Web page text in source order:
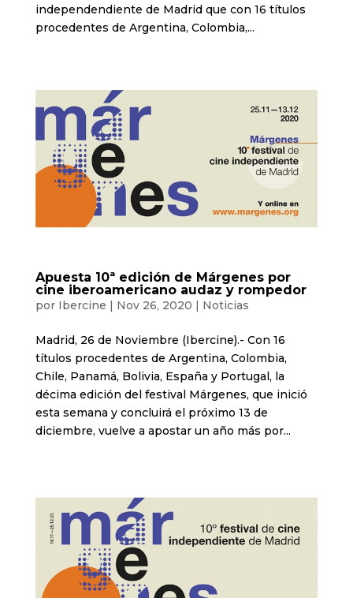
independendiente de Madrid que con 16 títulos
procedentes de Argentina, Colombia,...
Apuesta 10ª edición de Márgenes por
cine iberoamericano audaz y rompedor
por Ibercine | Nov 26, 2020 | Noticias
Madrid, 26 de Noviembre (Ibercine).- Con 16
títulos procedentes de Argentina, Colombia,
Chile, Panamá, Bolivia, España y Portugal, la
décima edición del festival Márgenes, que inició
esta semana y concluirá el próximo 13 de
diciembre, vuelve a apostar un año más por...